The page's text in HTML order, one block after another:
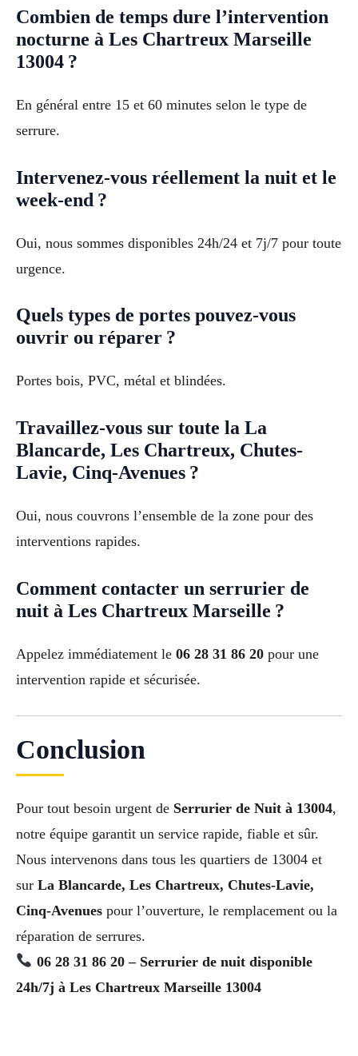
Combien de temps dure l’intervention
nocturne à Les Chartreux Marseille
13004 ?
En général entre 15 et 60 minutes selon le type de
serrure.
Intervenez-vous réellement la nuit et le
week-end ?
Oui, nous sommes disponibles 24h/24 et 7j/7 pour toute
urgence.
Quels types de portes pouvez-vous
ouvrir ou réparer ?
Portes bois, PVC, métal et blindées.
Travaillez-vous sur toute la La
Blancarde, Les Chartreux, Chutes-
Lavie, Cinq-Avenues ?
Oui, nous couvrons l’ensemble de la zone pour des
interventions rapides.
Comment contacter un serrurier de
nuit à Les Chartreux Marseille ?
Appelez immédiatement le 06 28 31 86 20 pour une
intervention rapide et sécurisée.
Conclusion
Pour tout besoin urgent de Serrurier de Nuit à 13004,
notre équipe garantit un service rapide, fiable et sûr.
Nous intervenons dans tous les quartiers de 13004 et
sur La Blancarde, Les Chartreux, Chutes-Lavie,
Cinq-Avenues pour l’ouverture, le remplacement ou la
réparation de serrures.
06 28 31 86 20 – Serrurier de nuit disponible
24h/7j à Les Chartreux Marseille 13004